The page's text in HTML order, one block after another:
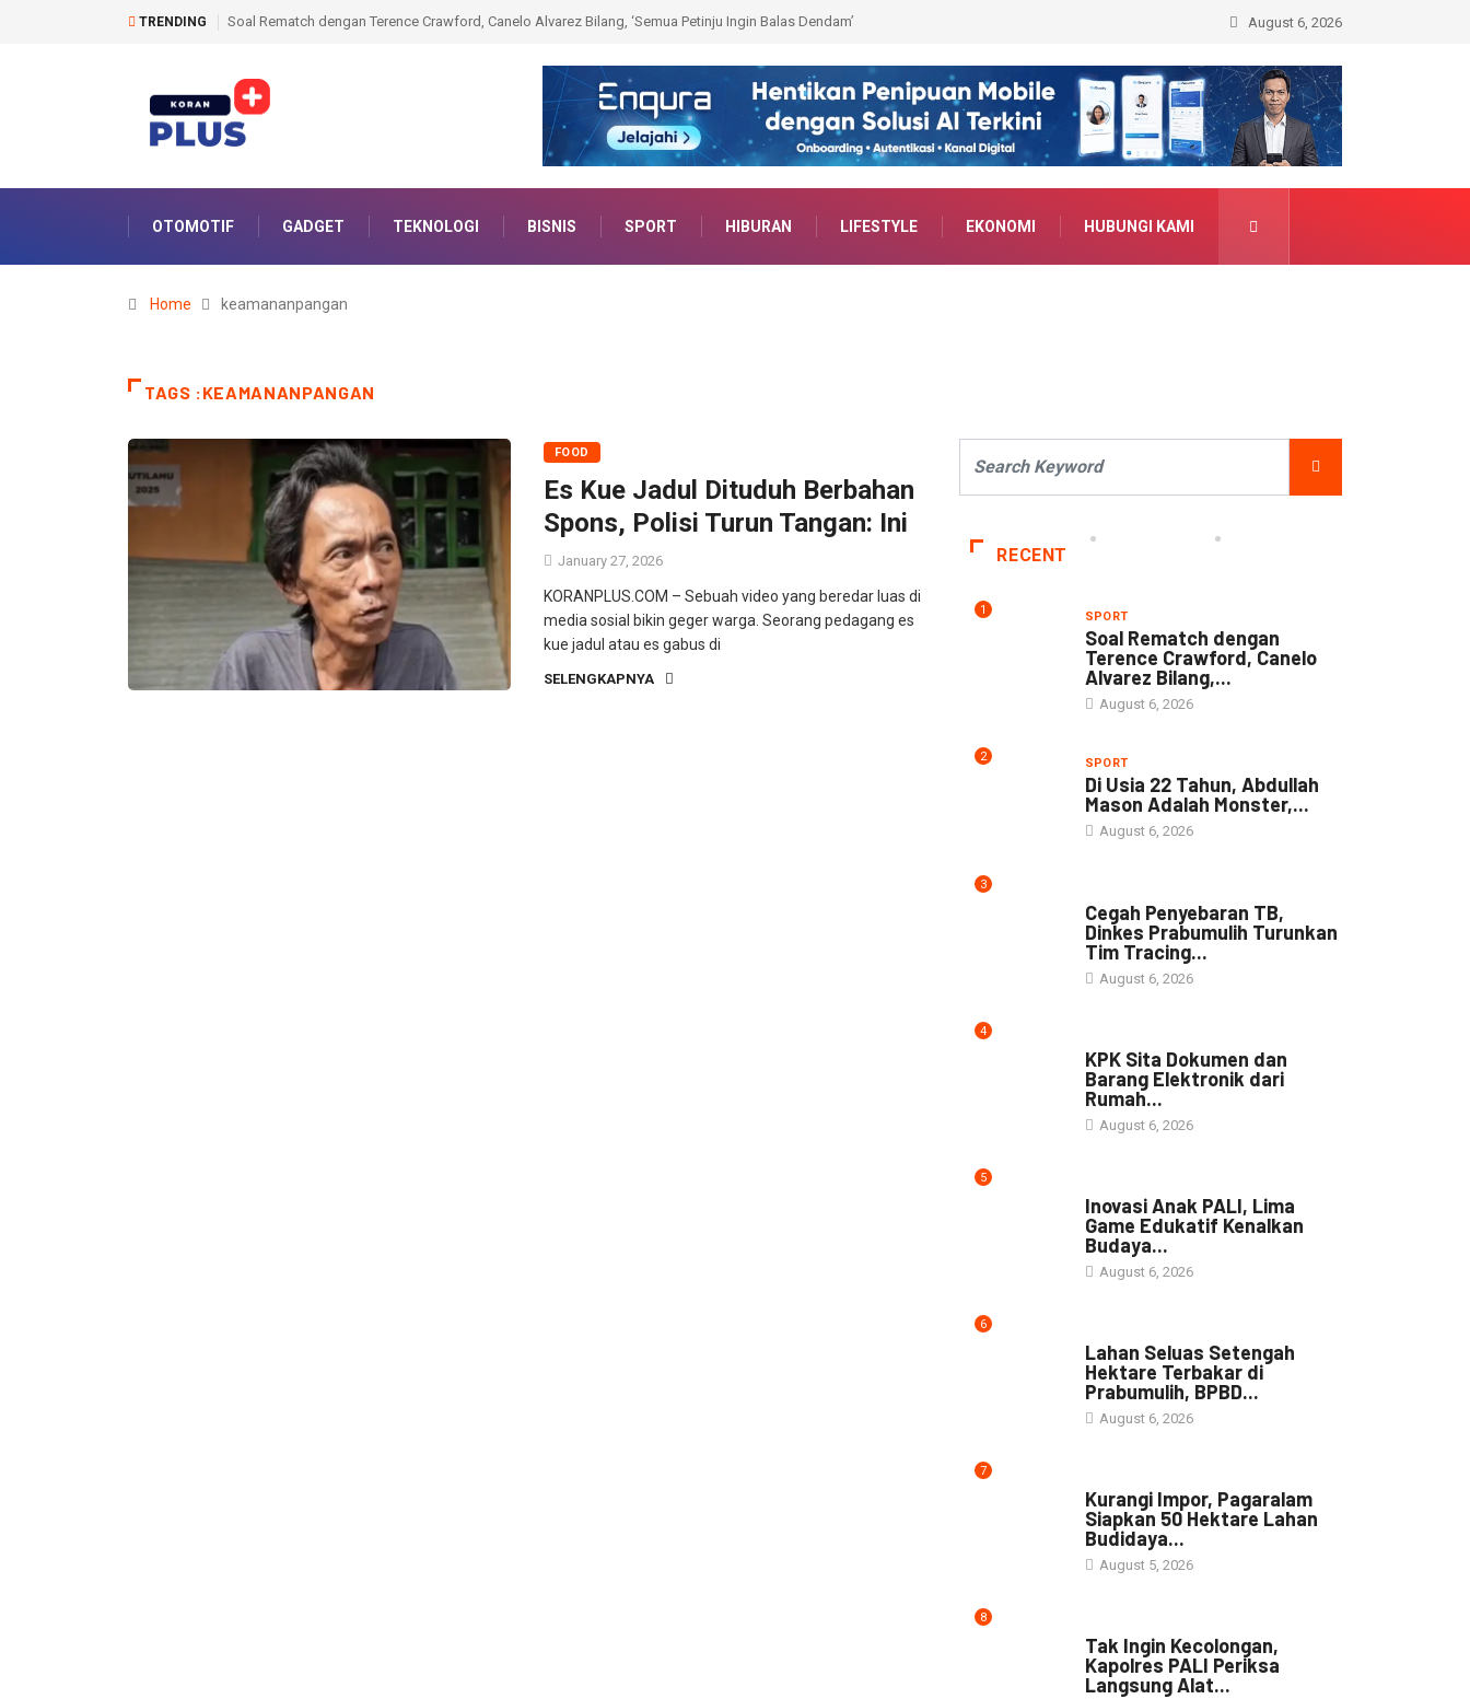
TRENDING
Bilang, ‘Semua Petinju Ingin Balas Dendam’Di Usia 22 Tahun, Abdullah Mason Adalah Monster, Tim Bradley Pegang Mason Jika Bertarung
August 6, 2026
OTOMOTIF GADGET TEKNOLOGI BISNIS SPORT HIBURAN LIFESTYLE EKONOMI HUBUNGI KAMI
Home keamananpangan
TAGS :KEAMANANPANGAN
FOOD
Es Kue Jadul Dituduh Berbahan
Spons, Polisi Turun Tangan: Ini
January 27, 2026
KORANPLUS.COM – Sebuah video yang beredar luas di
media sosial bikin geger warga. Seorang pedagang es
kue jadul atau es gabus di
SELENGKAPNYA
RECENT
1 SPORT
Soal Rematch dengan
Terence Crawford, Canelo
Alvarez Bilang,...
August 6, 2026
2 SPORT
Di Usia 22 Tahun, Abdullah
Mason Adalah Monster,...
August 6, 2026
3
Cegah Penyebaran TB,
Dinkes Prabumulih Turunkan
Tim Tracing...
August 6, 2026
4
KPK Sita Dokumen dan
Barang Elektronik dari
Rumah...
August 6, 2026
5
Inovasi Anak PALI, Lima
Game Edukatif Kenalkan
Budaya...
August 6, 2026
6
Lahan Seluas Setengah
Hektare Terbakar di
Prabumulih, BPBD...
August 6, 2026
7
Kurangi Impor, Pagaralam
Siapkan 50 Hektare Lahan
Budidaya...
August 5, 2026
8
Tak Ingin Kecolongan,
Kapolres PALI Periksa
Langsung Alat...